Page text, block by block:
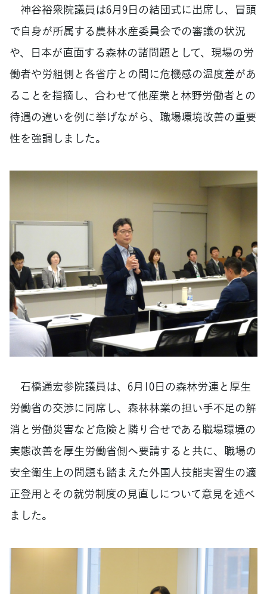
神谷裕衆院議員は6月9日の結団式に出席し、冒頭
で自身が所属する農林水産委員会での審議の状況
や、日本が直面する森林の諸問題として、現場の労
働者や労組側と各省庁との間に危機感の温度差があ
ることを指摘し、合わせて他産業と林野労働者との
待遇の違いを例に挙げながら、職場環境改善の重要
性を強調しました。
石橋通宏参院議員は、6月10日の森林労連と厚生
労働省の交渉に同席し、森林林業の担い手不足の解
消と労働災害など危険と隣り合せである職場環境の
実態改善を厚生労働省側へ要請すると共に、職場の
安全衛生上の問題も踏まえた外国人技能実習生の適
正登用とその就労制度の見直しについて意見を述べ
ました。